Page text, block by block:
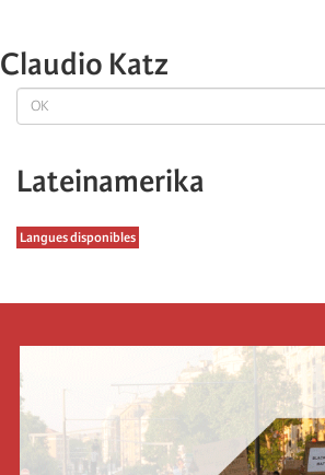
OK
Lateinamerika
Langues disponibles
Claudio Katz